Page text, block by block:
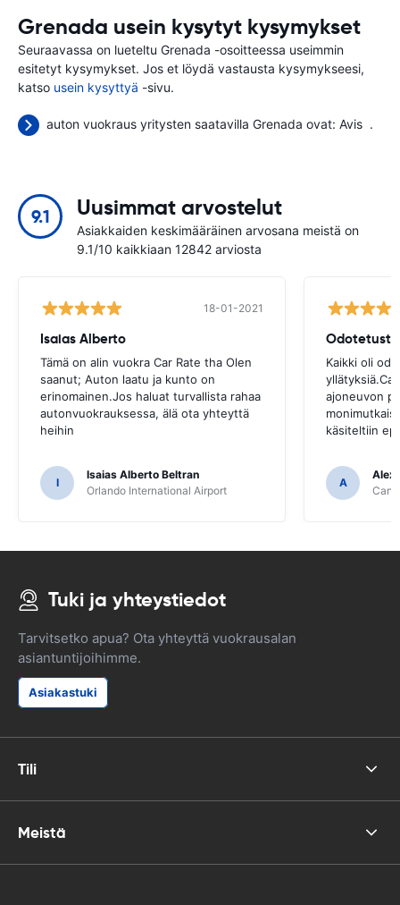
Grenada usein kysytyt kysymykset
Seuraavassa on lueteltu Grenada -osoitteessa useimmin
esitetyt kysymykset. Jos et löydä vastausta kysymykseesi,
katso usein kysyttyä -sivu.
auton vuokraus yritysten saatavilla Grenada ovat: Avis .
9.1 Uusimmat arvostelut
Asiakkaiden keskimääräinen arvosana meistä on
9.1/10 kaikkiaan 12842 arviosta
18-01-2021
Isaias Alberto
Tämä on alin vuokra Car Rate tha Olen
saanut; Auton laatu ja kunto on
erinomainen.Jos haluat turvallista rahaa
autonvuokrauksessa, älä ota yhteyttä
heihin
I
Isaias Alberto Beltran
Orlando International Airport
Odotetusti
Kaikki oli
ajoneuvon
käsiteltiin
A
Alex
Tuki ja yhteystiedot
Tarvitsetko apua? Ota yhteyttä vuokrausalan
asiantuntijoihimme.
Asiakastuki
Tili
Meistä